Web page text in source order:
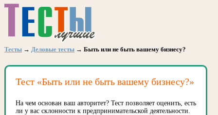
Тесты → Деловые тесты → Быть или не быть вашему бизнесу?
Тест «Быть или не быть вашему бизнесу?»
На чем основан ваш авторитет? Тест позволяет оценить, есть
ли у вас склонности к предпринимательской деятельности.